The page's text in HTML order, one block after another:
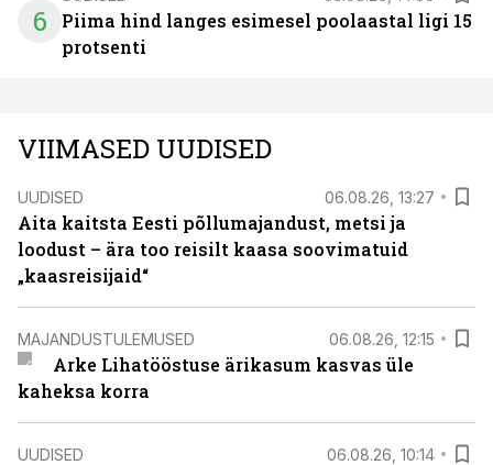
6
Piima hind langes esimesel poolaastal ligi 15
protsenti
VIIMASED UUDISED
UUDISED 06.08.26, 13:27
Aita kaitsta Eesti põllumajandust, metsi ja
loodust – ära too reisilt kaasa soovimatuid
„kaasreisijaid“
MAJANDUSTULEMUSED 06.08.26, 12:15
Arke Lihatööstuse ärikasum kasvas üle
kaheksa korra
UUDISED 06.08.26, 10:14